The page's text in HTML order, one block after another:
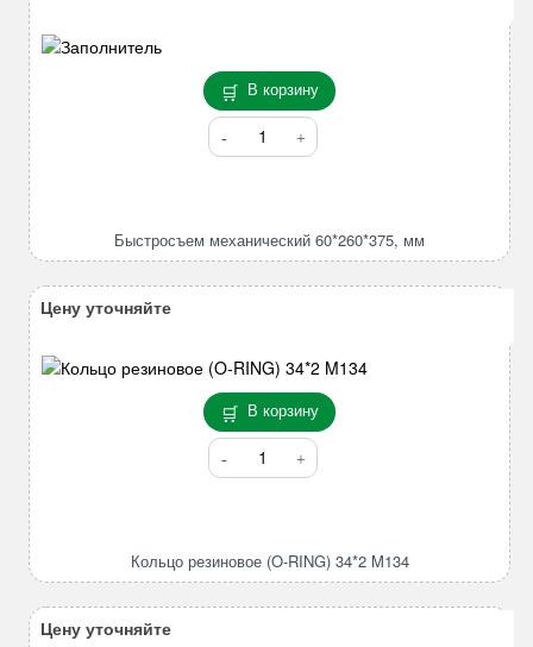
В корзину
Количество
товара
мм
Быстросъем механический 60*260*375, мм
В корзину
Количество
товара
RING)
Кольцо резиновое (O-RING) 34*2 M134
Цену уточняйте
Цену уточняйте